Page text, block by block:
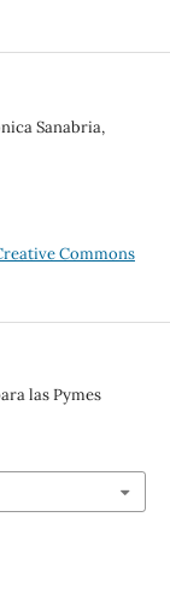
Sanabria,
Commons
las Pymes